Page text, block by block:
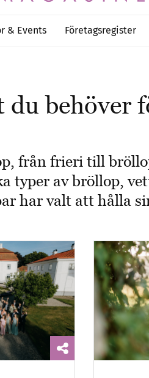
& Events Företagsregister
behöver
från frieri till
typer av bröllop,
har valt att hålla